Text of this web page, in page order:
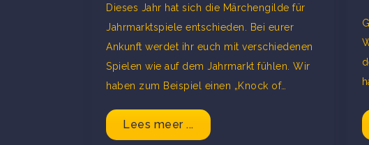
Dieses Jahr hat sich die Märchengilde für
Jahrmarktspiele entschieden. Bei eurer
Ankunft werdet ihr euch mit verschiedenen
Spielen wie auf dem Jahrmarkt fühlen. Wir
haben zum Beispiel einen „Knock of…
Lees meer ...